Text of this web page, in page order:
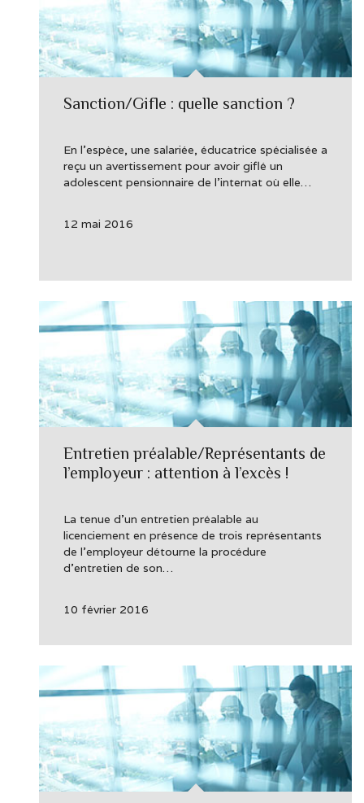
Sanction/Gifle : quelle sanction ?
En l’espèce, une salariée, éducatrice spécialisée a
reçu un avertissement pour avoir giflé un
adolescent pensionnaire de l’internat où elle…
12 mai 2016
Entretien préalable/Représentants de
l’employeur : attention à l’excès !
La tenue d’un entretien préalable au
licenciement en présence de trois représentants
de l’employeur détourne la procédure
d’entretien de son…
10 février 2016